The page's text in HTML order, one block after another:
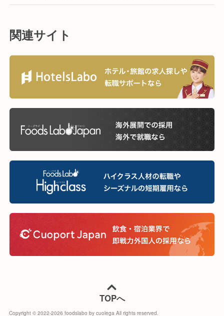
関連サイト
TOPへ
Copyright © 2022-2026 foodslabo by cuolega All rights reserved.